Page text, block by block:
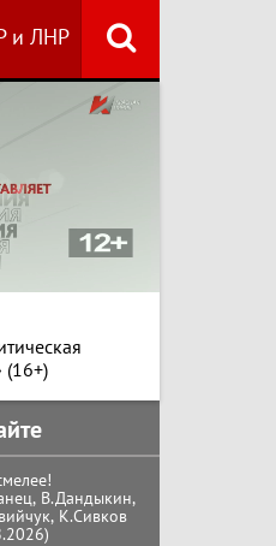
и ЛНР
(16+)
Обращение
ЦК
КПРФ в
Думе
"Империализм и
В.Дандыкин,
К.Сивков